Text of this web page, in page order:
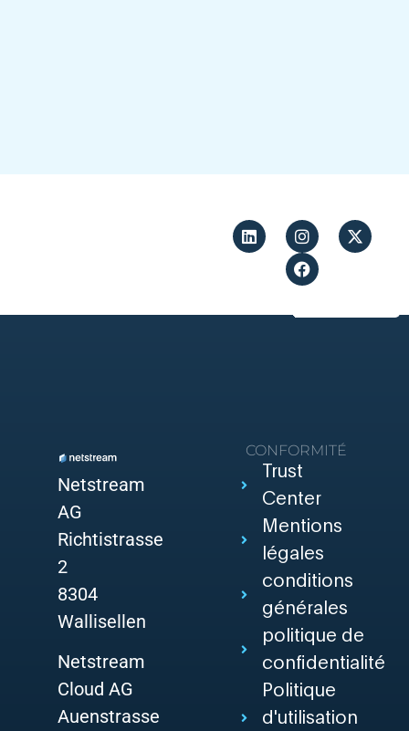
Netstream
AG
Richtistrasse
2
8304
Wallisellen
Netstream
Cloud AG
Auenstrasse
CONFORMITÉ
Trust
Center
Mentions
légales
conditions
générales
politique de
confidentialité
Politique
d'utilisation